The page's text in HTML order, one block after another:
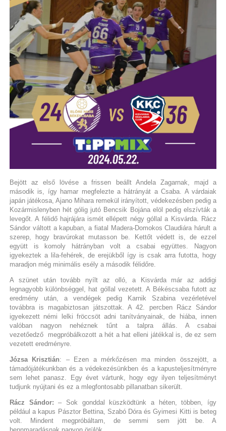
Bejött az első lövése a frissen beállt Andela Zagarnak, majd a
második is, így hamar megfelezte a hátrányát a Csaba. A várdaiak
japán játékosa, Ajano Mihara remekül irányított, védekezésben pedig a
Kozármislenyben hét gólig jutó Bencsik Bojána elöl pedig elszívták a
levegőt. A félidő hajrájára ismét ellépett négy góllal a Kisvárda. Rácz
Sándor váltott a kapuban, a fiatal Madera-Domokos Claudiára hárult a
szerep, hogy bravúrokat mutasson be. Kettőt védett is, de ezzel
együtt is komoly hátrányban volt a csabai együttes. Nagyon
igyekeztek a lila-fehérek, de erejükből így is csak arra futotta, hogy
maradjon még minimális esély a második félidőre.
A szünet után tovább nyílt az olló, a Kisvárda már az addigi
legnagyobb különbséggel, hat góllal vezetett. A Békéscsaba futott az
eredmény után, a vendégek pedig Karnik Szabina vezérletével
továbbra is magabiztosan játszottak. A 42. percben Rácz Sándor
igyekezett némi lelki fröccsöt adni tanítványainak, de hiába, innen
valóban nagyon nehéznek tűnt a talpra állás. A csabai
vezetőedző megpróbálkozott a hét a hat elleni játékkal is, de ez sem
vezetett eredményre.
Józsa Krisztián: – Ezen a mérkőzésen ma minden összejött, a
támadójátékunkban és a védekezésünkben és a kapusteljesítményre
sem lehet panasz. Egy évet vártunk, hogy egy ilyen teljesítményt
tudjunk nyújtani és ez a mlegfontosabb pillanatban sikerült.
Rácz Sándor: – Sok gonddal küszködtünk a héten, többen, így
például a kapus Pásztor Bettina, Szabó Dóra és Gyimesi Kitti is beteg
volt. Mindent megpróbáltam, de semmi sem jött be. A